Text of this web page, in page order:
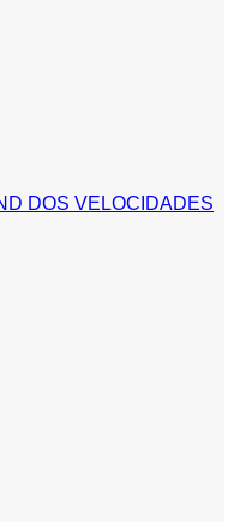
DOS VELOCIDADES